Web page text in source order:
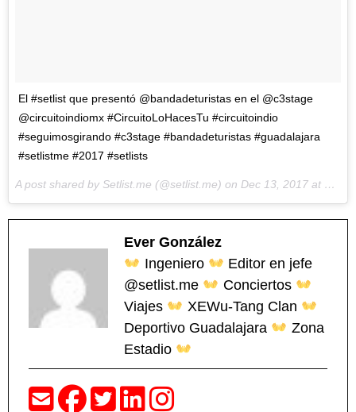
El #setlist que presentó @bandadeturistas en el @c3stage
@circuitoindiomx #CircuitoLoHacesTu #circuitoindio
#seguimosgirando #c3stage #bandadeturistas #guadalajara
#setlistme #2017 #setlists
A post shared by Setlist.me (@setlist.me) on Dec 13, 2017 at 2:26pm PST
Ever González
Ingeniero
Editor en jefe
@setlist.me
Conciertos
Viajes
XEWu-Tang Clan
Deportivo Guadalajara
Zona
Estadio